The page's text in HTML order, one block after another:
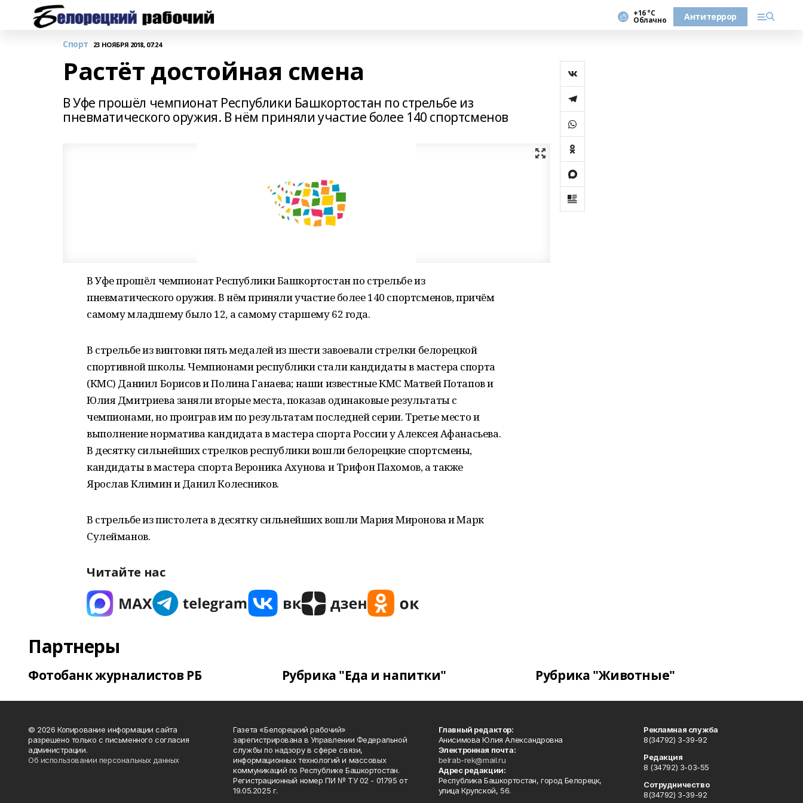
+16 °С
Облачно Антитеррор
Спорт 23 НОЯБРЯ 2018, 07:24
Растёт достойная смена
В Уфе прошёл чемпионат Республики Башкортостан по стрельбе из
пневматического оружия. В нём приняли участие более 140 спортсменов
В Уфе прошёл чемпионат Республики Башкортостан по стрельбе из
пневматического оружия. В нём приняли участие более 140 спортсменов, причём
самому младшему было 12, а самому старшему 62 года.
В стрельбе из винтовки пять медалей из шести завоевали стрелки белорецкой
спортивной школы. Чемпионами республики стали кандидаты в мастера спорта
(КМС) Даниил Борисов и Полина Ганаева; наши известные КМС Матвей Потапов и
Юлия Дмитриева заняли вторые места, показав одинаковые результаты с
чемпионами, но проиграв им по результатам последней серии. Третье место и
выполнение норматива кандидата в мастера спорта России у Алексея Афанасьева.
В десятку сильнейших стрелков республики вошли белорецкие спортсмены,
кандидаты в мастера спорта Вероника Ахунова и Трифон Пахомов, а также
Ярослав Климин и Данил Колесников.
В стрельбе из пистолета в десятку сильнейших вошли Мария Миронова и Марк
Сулейманов.
Читайте нас
Партнеры
Фотобанк журналистов РБ Рубрика "Еда и напитки" Рубрика "Животные"
© 2026 Копирование информации сайта
разрешено только с письменного согласия
администрации.
Об использовании персональных данных
Газета «Белорецкий рабочий»
зарегистрирована в Управлении Федеральной
службы по надзору в сфере связи,
информационных технологий и массовых
коммуникаций по Республике Башкортостан.
Регистрационный номер ПИ № ТУ 02 - 01795 от
19.05.2025 г.
Главный редактор:
Анисимова Юлия Александровна
Электронная почта:
belrab-rek@mail.ru
Адрес редакции:
Республика Башкортостан, город Белорецк,
улица Крупской, 56.
Рекламная служба
8(34792) 3-39-92
Редакция
8 (34792) 3-03-55
Сотрудничество
8(34792) 3-39-92